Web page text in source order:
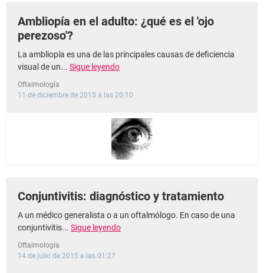
Ambliopía en el adulto: ¿qué es el 'ojo
perezoso'?
La ambliopía es una de las principales causas de deficiencia
visual de un... Sigue leyendo
Oftalmología
11 de diciembre de 2015 a las 20:10
Conjuntivitis: diagnóstico y tratamiento
A un médico generalista o a un oftalmólogo. En caso de una
conjuntivitis... Sigue leyendo
Oftalmología
14 de julio de 2015 a las 01:27